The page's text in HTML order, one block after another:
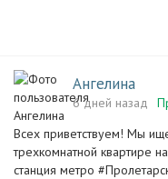
Ангелина
6 дней назад
Всех приветствуем! Мы
трехкомнатной квартире
станция метро